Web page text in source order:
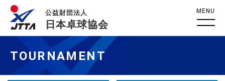
公益財団法人
日本卓球協会
MENU
TOURNAMENT